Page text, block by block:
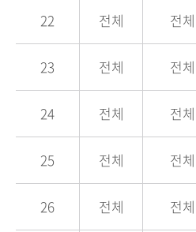
22 전체 전체
23 전체 전체
24 전체 전체
25 전체 전체
26 전체 전체